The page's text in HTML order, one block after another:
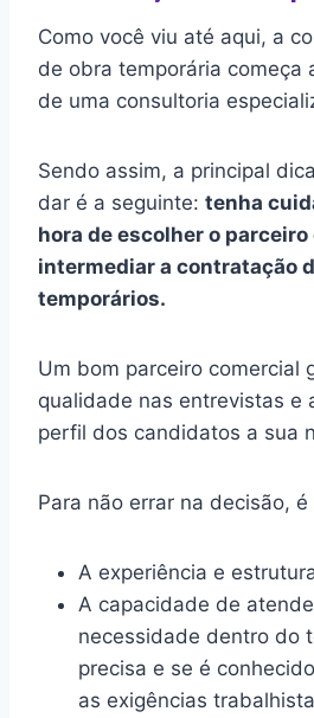
Como você viu até aqui, a
de obra temporária começa
de uma consultoria
Sendo assim, a principal
dar é a seguinte: tenha
hora de escolher o parceiro
intermediar a contratação
temporários.
Um bom parceiro comercial
qualidade nas entrevistas e
perfil dos candidatos a sua
Para não errar na decisão,
A experiência e
A capacidade de
necessidade dentro do
precisa e se é
as exigências